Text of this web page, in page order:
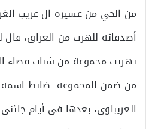
من الحي من عشيرة ال غريب
أصدقائه للهرب من العراق،
تهريب مجموعة من شباب قضاء
من ضمن المجموعة ضابط اسمه
الغريباوي، بعدها في أيام